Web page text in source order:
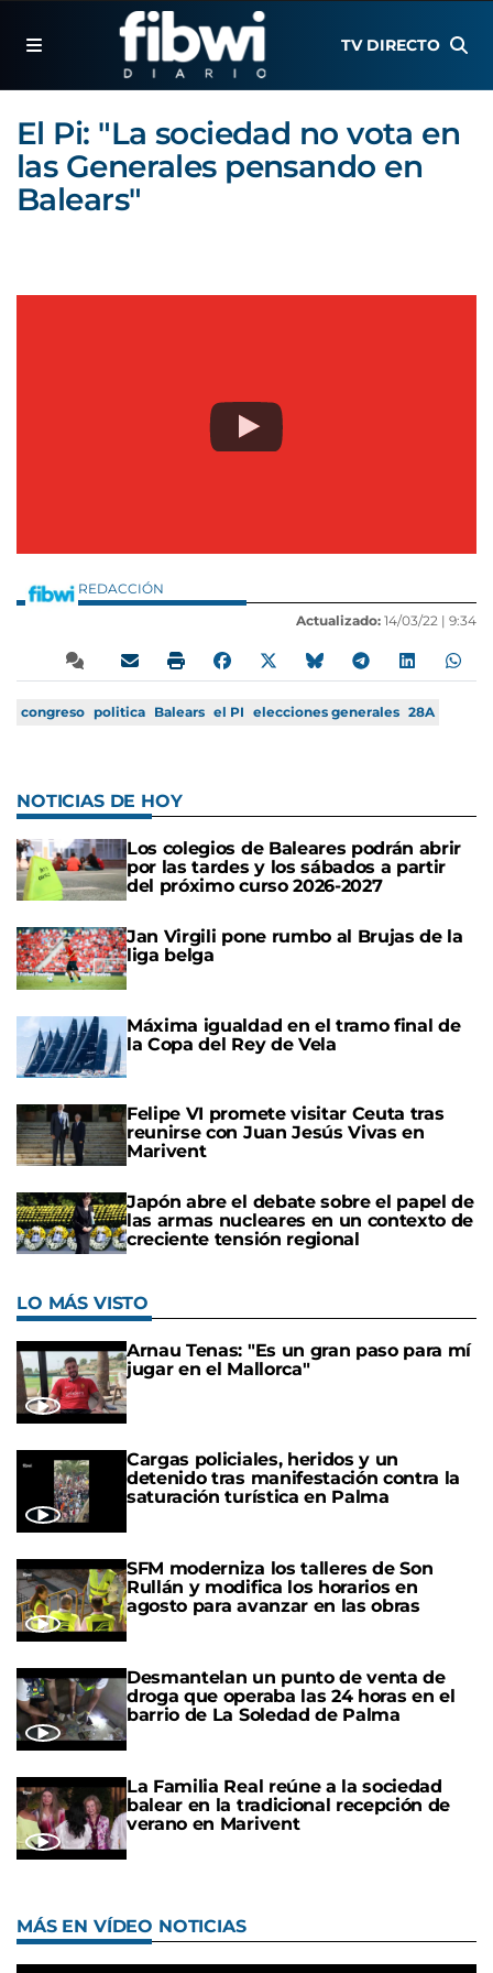
TV DIRECTO
El Pi: "La sociedad no vota en
las Generales pensando en
Balears"
REDACCIÓN
Actualizado: 14/03/22 | 9:34
congreso politica Balears el PI elecciones generales 28A
NOTICIAS DE HOY
Los colegios de Baleares podrán abrir
por las tardes y los sábados a partir
del próximo curso 2026-2027
Jan Virgili pone rumbo al Brujas de la
liga belga
Máxima igualdad en el tramo final de
la Copa del Rey de Vela
Felipe VI promete visitar Ceuta tras
reunirse con Juan Jesús Vivas en
Marivent
Japón abre el debate sobre el papel de
las armas nucleares en un contexto de
creciente tensión regional
LO MÁS VISTO
Arnau Tenas: "Es un gran paso para mí
jugar en el Mallorca"
Cargas policiales, heridos y un
detenido tras manifestación contra la
saturación turística en Palma
SFM moderniza los talleres de Son
Rullán y modifica los horarios en
agosto para avanzar en las obras
Desmantelan un punto de venta de
droga que operaba las 24 horas en el
barrio de La Soledad de Palma
La Familia Real reúne a la sociedad
balear en la tradicional recepción de
verano en Marivent
MÁS EN VÍDEO NOTICIAS